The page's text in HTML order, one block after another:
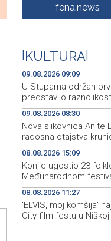
Tomislavgrad:
počast poginulim
fena.news
KULTURA
09.08.2026 09:09
U Stupama održan
predstavilo
09.08.2026 08:30
Nova slikovnica Anite
radosna otajstva
08.08.2026 15:09
Konjic ugostio 23
Međunarodnom
08.08.2026 11:27
'ELVIS, moj komšija'
City film festu u Niškoj